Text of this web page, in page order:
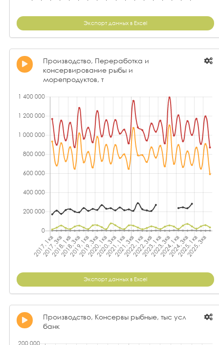
Экспорт данных в Excel
Производство, Переработка и
консервирование рыбы и
морепродуктов, т
Экспорт данных в Excel
Производство, Консервы рыбные, тыс усл
банк